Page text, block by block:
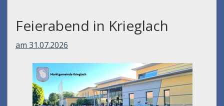
Feierabend in Krieglach
am 31.07.2026